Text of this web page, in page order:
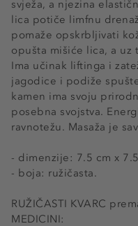
svježa, a njezina
lica potiče limfnu
pomaže opskrbljivati
opušta mišiće lica, a
Ima učinak liftinga i
jagodice i podiže
kamen ima svoju
posebna svojstva.
ravnotežu. Masaža je
- dimenzije: 7.5 cm x
- boja: ružičasta.
RUŽIČASTI KVARC
MEDICINI: